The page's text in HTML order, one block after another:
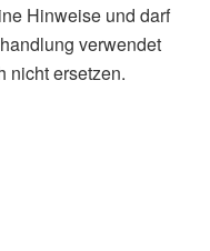
Hinweise und darf
verwendet
nicht ersetzen.